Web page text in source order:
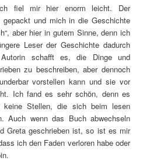
fiel mir hier enorm leicht. Der
und mich in die Geschichte
aber hier in gutem Sinne, denn ich
Leser der Geschichte dadurch
schafft es, die Dinge und
zu beschreiben, aber dennoch
vorstellen kann und sie vor
Ich fand es sehr schön, denn es
Stellen, die sich beim lesen
Auch wenn das Buch abwechseln
Greta geschrieben ist, so ist es mir
ich den Faden verloren habe oder